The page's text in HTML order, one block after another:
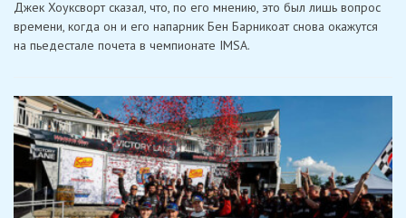
считал,
«это
лишь
не
вернется
победа
к
«Lexus»
Джек Хоуксворт сказал, что, по его мнению, это был лишь вопрос
времени, когда он и его напарник Бен Барникоат снова окажутся
на пьедестале почета в чемпионате IMSA.